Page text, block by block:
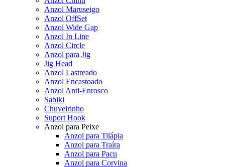
Anzol Maruseigo
Anzol OffSet
Anzol Wide Gap
Anzol In Line
Anzol Circle
Anzol para Jig
Jig Head
Anzol Lastreado
Anzol Encastoado
Anzol Anti-Enrosco
Sabiki
Chuveirinho
Suport Hook
Anzol para Peixe
Anzol para Tilápia
Anzol para Traíra
Anzol para Pacu
Anzol para Corvina